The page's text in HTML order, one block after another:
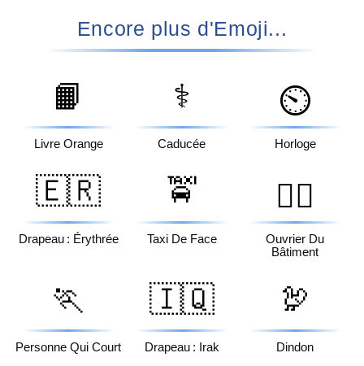
Encore plus d'Emoji...
📙
Livre Orange
⚕️
Caducée
⏲️
Horloge
🇪🇷
Drapeau : Érythrée
🚖
Taxi De Face
👷‍♂️
Ouvrier Du
Bâtiment
🏃
Personne Qui Court
🇮🇶
Drapeau : Irak
🦃
Dindon